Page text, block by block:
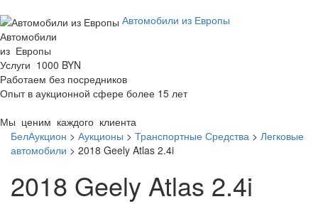
Автомобили из Европы
Автомобили
из Европы
Услуги 1000 BYN
Работаем без посредников
Опыт в аукционной сфере более 15 лет
Мы ценим каждого клиента
БелАукцион > Аукционы > Транспортные Средства > Легковые
автомобили > 2018 Geely Atlas 2.4i
2018 Geely Atlas 2.4i